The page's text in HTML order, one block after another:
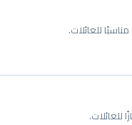
للعائلات.